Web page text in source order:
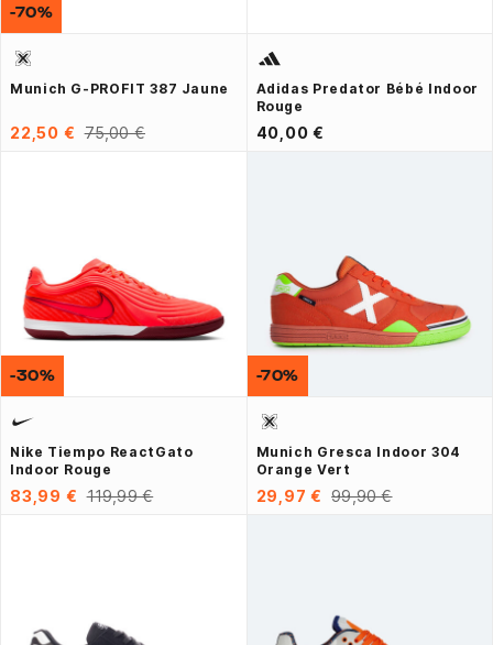
Munich G-PROFIT 387 Jaune
22,50 € 75,00 €
-70%
Adidas Predator Bébé Indoor
Rouge
40,00 €
Nike Tiempo ReactGato
Indoor Rouge
83,99 € 119,99 €
-30%
Munich Gresca Indoor 304
Orange Vert
29,97 € 99,90 €
-70%